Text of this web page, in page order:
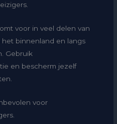
voor in veel delen van
het binnenland en langs
Gebruik
en bescherm jezelf
voor